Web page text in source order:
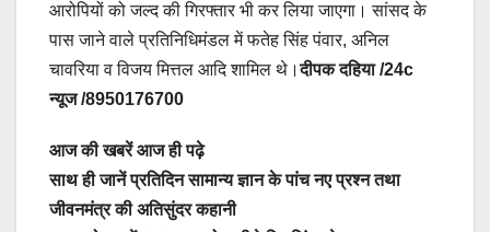
आरोपियों को जल्द की गिरफ्तार भी कर लिया जाएगा। सांसद के
पास जाने वाले प्रतिनिधिमंडल में फतेह सिंह पंवार, अनिल
चावरिया व विजय मित्तल आदि शामिल थे।दीपक दहिया /24c
न्यूज /8950176700
आज की खबरें आज ही पढ़े
साथ ही जानें प्रतिदिन सामान्य ज्ञान के पांच नए प्रश्न तथा
जीवनमंत्र की अतिसुंदर कहानी